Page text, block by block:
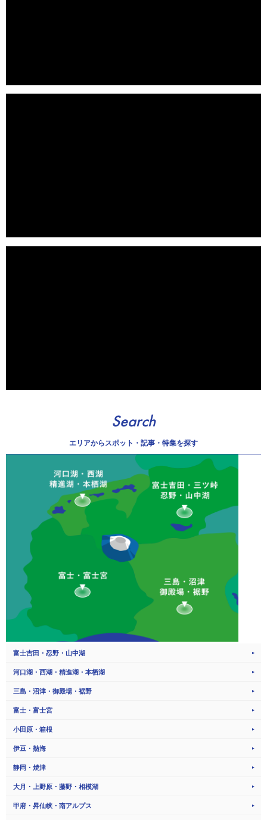
Search
エリアからスポット・記事・特集を探す
富士吉田・忍野・山中湖
河口湖・西湖・精進湖・本栖湖
三島・沼津・御殿場・裾野
富士・富士宮
小田原・箱根
伊豆・熱海
静岡・焼津
大月・上野原・藤野・相模湖
甲府・昇仙峡・南アルプス